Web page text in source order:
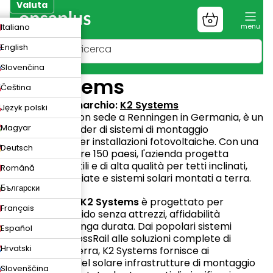
al
contenuto
Valuta
Italiano
English
Slovenčina
Čeština
Język polski
Magyar
Deutsch
Română
Български
Français
Español
Hrvatski
Slovenščina
Carrello
della
spesa
K2 Systems
Sito web del marchio: K2 Systems
K2 Systems, con sede a Renningen in Germania, è un
produttore leader di sistemi di montaggio
professionali per installazioni fotovoltaiche. Con una
presenza in oltre 150 paesi, l'azienda progetta
soluzioni versatili e di alta qualità per tetti inclinati,
tetti piani, facciate e sistemi solari montati a terra.
Ogni prodottoK2 Systemsè progettato per
montaggio rapido senza attrezzi, affidabilità
strutturale e lunga durata. Dai popolari sistemi
SingleRail e CrossRail alle soluzioni complete di
montaggio a terra, K2 Systems fornisce ai
professionisti del solare infrastrutture di montaggio